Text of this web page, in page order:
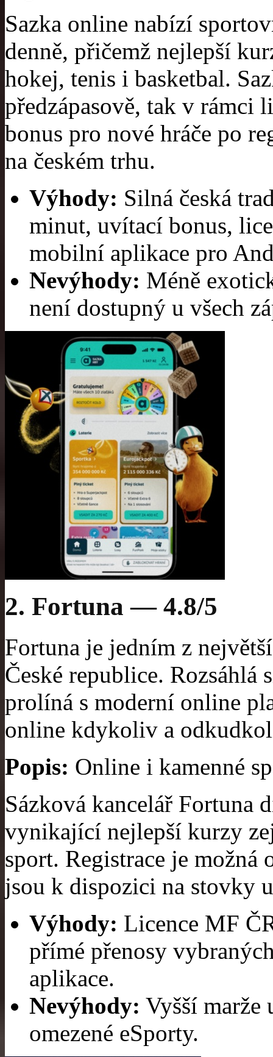
Sazka online nabízí
denně, přičemž nejlepší
hokej, tenis i basketbal.
předzápasově, tak v rámci
bonus pro nové hráče po
na českém trhu.
Výhody: Silná česká
minut, uvítací bonus,
mobilní aplikace pro
Nevýhody: Méně
není dostupný u všech
2. Fortuna — 4.8/5
Fortuna je jedním z
České republice. Rozsáhlá
prolíná s moderní online
online kdykoliv a
Popis: Online i kamenné
Sázková kancelář Fortuna
vynikající nejlepší kurzy
sport. Registrace je
jsou k dispozici na stovky
Výhody: Licence MF
přímé přenosy
aplikace.
Nevýhody: Vyšší marže
omezené eSporty.